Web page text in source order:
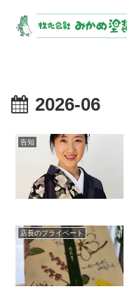
2026-06
告知
店長のプライベート